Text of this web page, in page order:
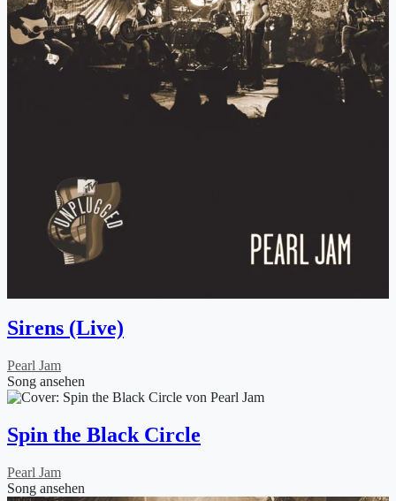
Sirens (Live)
Pearl Jam
Song ansehen
Spin the Black Circle
Pearl Jam
Song ansehen